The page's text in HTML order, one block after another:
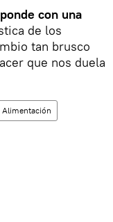
con una
de los
tan brusco
que nos duela
Alimentación